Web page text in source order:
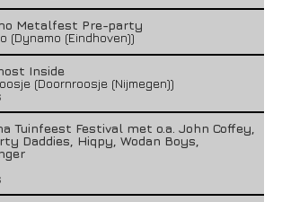
Metalfest Pre-party
(Dynamo (Eindhoven))
Inside
(Doornroosje (Nijmegen))
Tuinfeest Festival met o.a. John Coffey,
Daddies, Hiqpy, Wodan Boys,